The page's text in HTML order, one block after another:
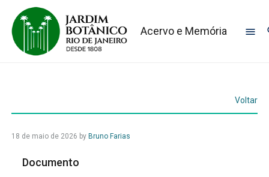
Acervo e Memória
Voltar
18 de maio de 2026 by Bruno Farias
Documento